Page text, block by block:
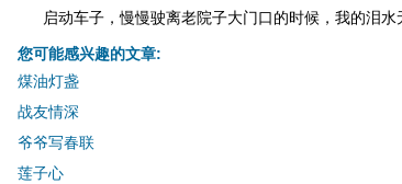
启动车子，慢慢驶离老院子大门口的时候，我的泪
您可能感兴趣的文章:
煤油灯盏
战友情深
爷爷写春联
莲子心